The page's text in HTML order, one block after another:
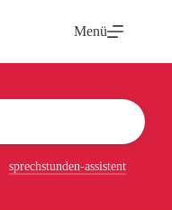
Menü
sprechstunden-assistent